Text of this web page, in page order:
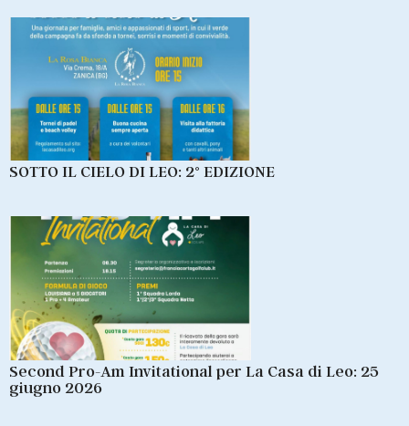
SOTTO IL CIELO DI LEO: 2° EDIZIONE
Second Pro-Am Invitational per La Casa di Leo: 25
giugno 2026